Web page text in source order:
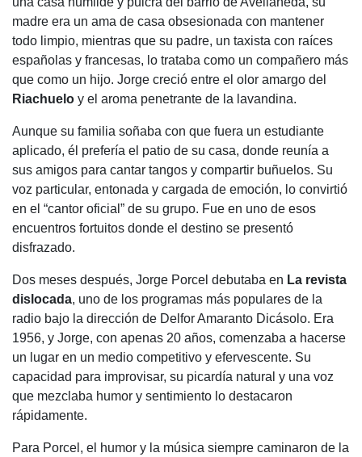
madre era un ama de casa obsesionada con mantener
todo limpio, mientras que su padre, un taxista con raíces
españolas y francesas, lo trataba como un compañero más
que como un hijo. Jorge creció entre el olor amargo del
Riachuelo y el aroma penetrante de la lavandina.
Aunque su familia soñaba con que fuera un estudiante
aplicado, él prefería el patio de su casa, donde reunía a
sus amigos para cantar tangos y compartir buñuelos. Su
voz particular, entonada y cargada de emoción, lo convirtió
en el “cantor oficial” de su grupo. Fue en uno de esos
encuentros fortuitos donde el destino se presentó
disfrazado.
Dos meses después, Jorge Porcel debutaba en La revista
dislocada, uno de los programas más populares de la
radio bajo la dirección de Delfor Amaranto Dicásolo. Era
1956, y Jorge, con apenas 20 años, comenzaba a hacerse
un lugar en un medio competitivo y efervescente. Su
capacidad para improvisar, su picardía natural y una voz
que mezclaba humor y sentimiento lo destacaron
rápidamente.
Para Porcel, el humor y la música siempre caminaron de la